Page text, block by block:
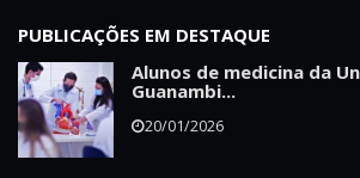
PUBLICAÇÕES EM DESTAQUE
Alunos de medicina da
Guanambi...
20/01/2026